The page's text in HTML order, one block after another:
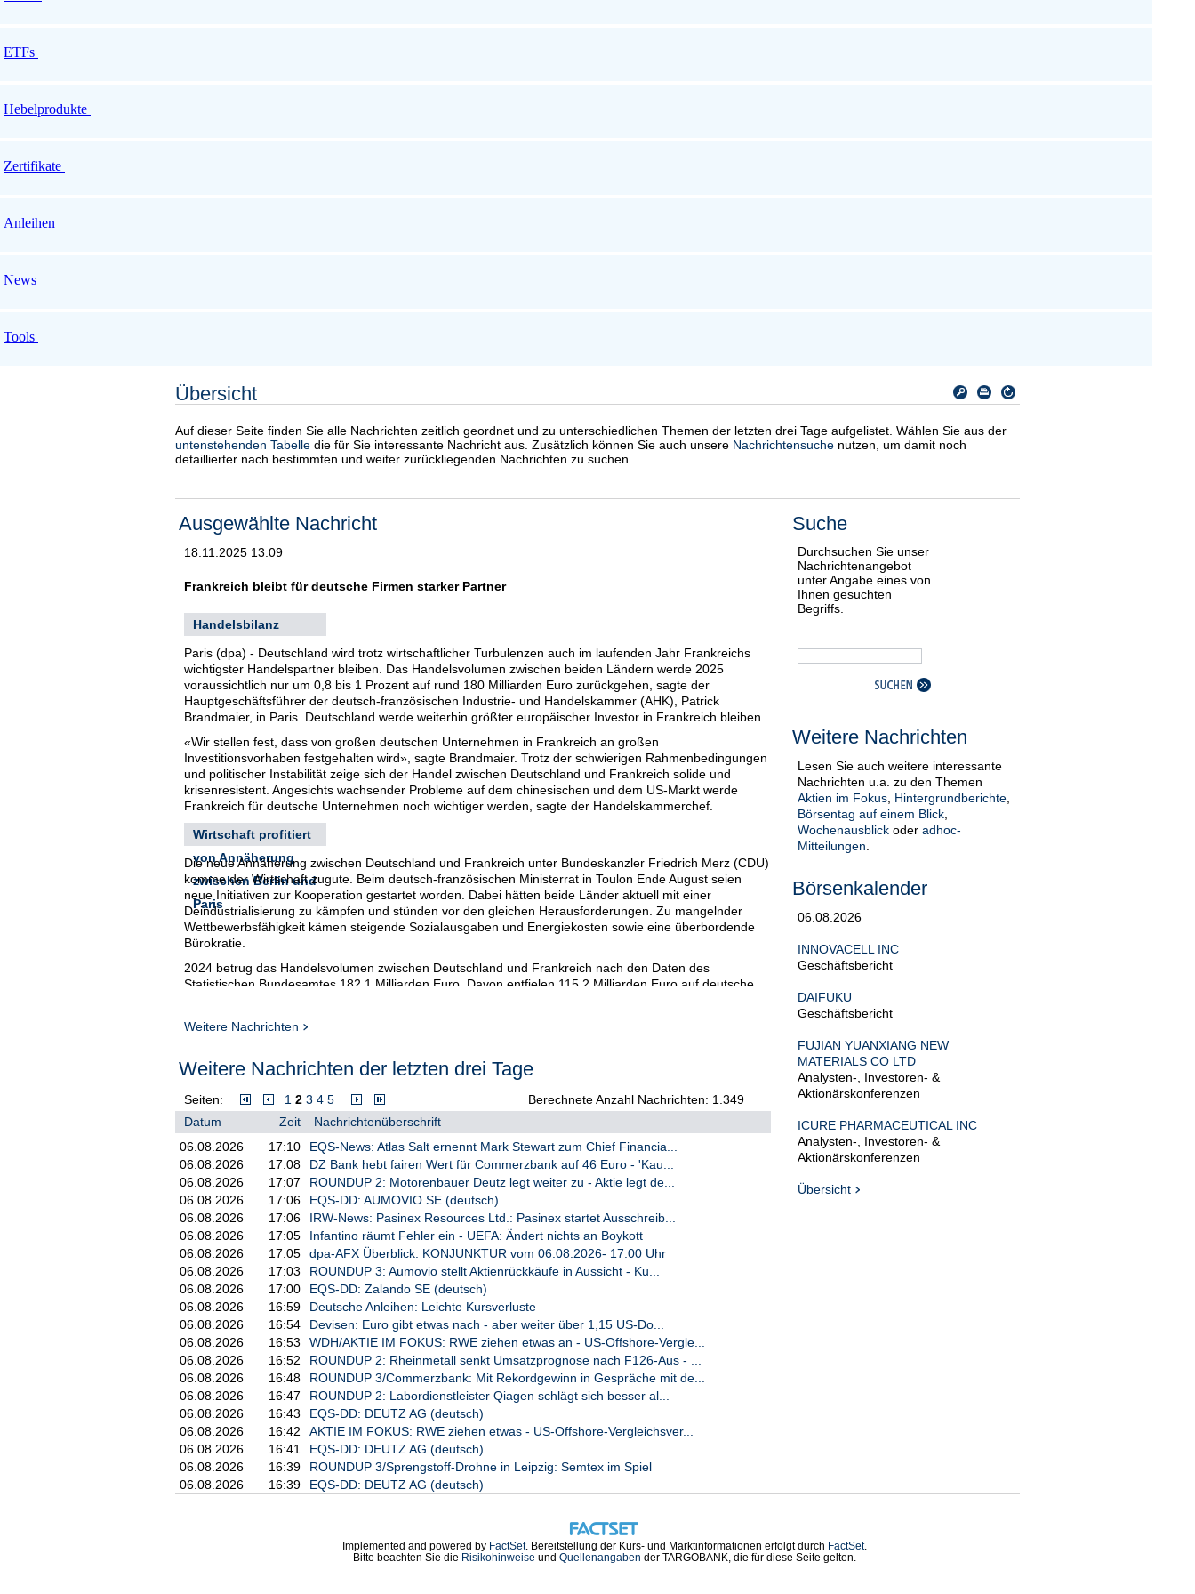
ETFs
Hebelprodukte
Zertifikate
Anleihen
News
Tools
Übersicht
Auf dieser Seite finden Sie alle Nachrichten zeitlich geordnet und zu unterschiedlichen Themen der letzten drei Tage aufgelistet. Wählen Sie aus der
untenstehenden Tabelle die für Sie interessante Nachricht aus. Zusätzlich können Sie auch unsere Nachrichtensuche nutzen, um damit noch
detaillierter nach bestimmten und weiter zurückliegenden Nachrichten zu suchen.
Ausgewählte Nachricht
18.11.2025 13:09
Frankreich bleibt für deutsche Firmen starker Partner
Handelsbilanz
Paris (dpa) - Deutschland wird trotz wirtschaftlicher Turbulenzen auch im laufenden Jahr Frankreichs
wichtigster Handelspartner bleiben. Das Handelsvolumen zwischen beiden Ländern werde 2025
voraussichtlich nur um 0,8 bis 1 Prozent auf rund 180 Milliarden Euro zurückgehen, sagte der
Hauptgeschäftsführer der deutsch-französischen Industrie- und Handelskammer (AHK), Patrick
Brandmaier, in Paris. Deutschland werde weiterhin größter europäischer Investor in Frankreich bleiben.
«Wir stellen fest, dass von großen deutschen Unternehmen in Frankreich an großen
Investitionsvorhaben festgehalten wird», sagte Brandmaier. Trotz der schwierigen Rahmenbedingungen
und politischer Instabilität zeige sich der Handel zwischen Deutschland und Frankreich solide und
krisenresistent. Angesichts wachsender Probleme auf dem chinesischen und dem US-Markt werde
Frankreich für deutsche Unternehmen noch wichtiger werden, sagte der Handelskammerchef.
Wirtschaft profitiert
von Annäherung
zwischen Berlin und
Paris
Die neue Annäherung zwischen Deutschland und Frankreich unter Bundeskanzler Friedrich Merz (CDU)
komme der Wirtschaft zugute. Beim deutsch-französischen Ministerrat in Toulon Ende August seien
neue Initiativen zur Kooperation gestartet worden. Dabei hätten beide Länder aktuell mit einer
Deindustrialisierung zu kämpfen und stünden vor den gleichen Herausforderungen. Zu mangelnder
Wettbewerbsfähigkeit kämen steigende Sozialausgaben und Energiekosten sowie eine überbordende
Bürokratie.
2024 betrug das Handelsvolumen zwischen Deutschland und Frankreich nach den Daten des
Statistischen Bundesamtes 182,1 Milliarden Euro. Davon entfielen 115,2 Milliarden Euro auf deutsche
Weitere Nachrichten
Weitere Nachrichten der letzten drei Tage
Seiten: 1 2 3 4 5
Berechnete Anzahl Nachrichten: 1.349
Datum
Zeit
Nachrichtenüberschrift
06.08.2026
17:10
EQS-News: Atlas Salt ernennt Mark Stewart zum Chief Financia...
06.08.2026
17:08
DZ Bank hebt fairen Wert für Commerzbank auf 46 Euro - 'Kau...
06.08.2026
17:07
ROUNDUP 2: Motorenbauer Deutz legt weiter zu - Aktie legt de...
06.08.2026
17:06
EQS-DD: AUMOVIO SE (deutsch)
06.08.2026
17:06
IRW-News: Pasinex Resources Ltd.: Pasinex startet Ausschreib...
06.08.2026
17:05
Infantino räumt Fehler ein - UEFA: Ändert nichts an Boykott
06.08.2026
17:05
dpa-AFX Überblick: KONJUNKTUR vom 06.08.2026- 17.00 Uhr
06.08.2026
17:03
ROUNDUP 3: Aumovio stellt Aktienrückkäufe in Aussicht - Ku...
06.08.2026
17:00
EQS-DD: Zalando SE (deutsch)
06.08.2026
16:59
Deutsche Anleihen: Leichte Kursverluste
06.08.2026
16:54
Devisen: Euro gibt etwas nach - aber weiter über 1,15 US-Do...
06.08.2026
16:53
WDH/AKTIE IM FOKUS: RWE ziehen etwas an - US-Offshore-Vergle...
06.08.2026
16:52
ROUNDUP 2: Rheinmetall senkt Umsatzprognose nach F126-Aus - ...
06.08.2026
16:48
ROUNDUP 3/Commerzbank: Mit Rekordgewinn in Gespräche mit de...
06.08.2026
16:47
ROUNDUP 2: Labordienstleister Qiagen schlägt sich besser al...
06.08.2026
16:43
EQS-DD: DEUTZ AG (deutsch)
06.08.2026
16:42
AKTIE IM FOKUS: RWE ziehen etwas - US-Offshore-Vergleichsver...
06.08.2026
16:41
EQS-DD: DEUTZ AG (deutsch)
06.08.2026
16:39
ROUNDUP 3/Sprengstoff-Drohne in Leipzig: Semtex im Spiel
06.08.2026
16:39 EQS-DD: DEUTZ AG (deutsch)
Suche
Durchsuchen Sie unser
Nachrichtenangebot
unter Angabe eines von
Ihnen gesuchten
Begriffs.
Weitere Nachrichten
Lesen Sie auch weitere interessante
Nachrichten u.a. zu den Themen
Aktien im Fokus Hintergrundberichte
Börsentag auf einem Blick
Wochenausblick oder adhoc-
Mitteilungen
Börsenkalender
06.08.2026
INNOVACELL INC
Geschäftsbericht
DAIFUKU
Geschäftsbericht
FUJIAN YUANXIANG NEW
MATERIALS CO LTD
Analysten-, Investoren- &
Aktionärskonferenzen
ICURE PHARMACEUTICAL INC
Analysten-, Investoren- &
Aktionärskonferenzen
Übersicht
Implemented and powered by FactSet. Bereitstellung der Kurs- und Marktinformationen erfolgt durch FactSet.
Bitte beachten Sie die Risikohinweise und Quellenangaben der TARGOBANK, die für diese Seite gelten.